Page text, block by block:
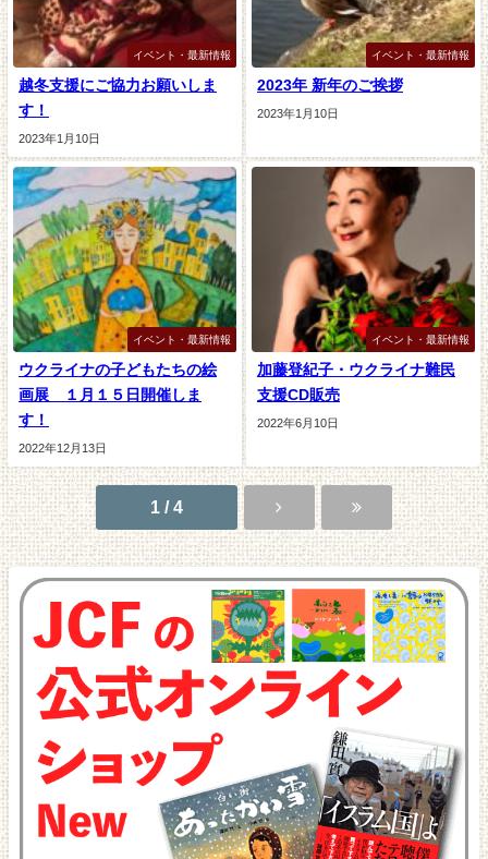
イベント・最新情報
越冬支援にご協力お願いしま
す！
2023年1月10日
イベント・最新情報
2023年 新年のご挨拶
2023年1月10日
イベント・最新情報
ウクライナの子どもたちの絵
画展 １月１５日開催しま
す！
2022年12月13日
イベント・最新情報
加藤登紀子・ウクライナ難民
支援CD販売
2022年6月10日
1 / 4